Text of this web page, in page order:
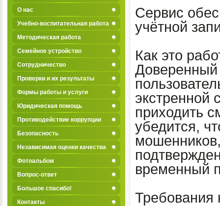
О нас
Учебно-воспитательная работа
Методическая работа
Семейное устройство
Сотрудничество
Проверки и их результаты
Формы работы и услуги
Юридическая помощь
Противодействие коррупции
Безопасность
Независимая оценки качества
Фотоальбом
Вопрос-ответ
Большое спасибо!
Контакты
Сервис
учётной
Как это
Доверенный
экстренной
приходить
убедится,
временный
Требования